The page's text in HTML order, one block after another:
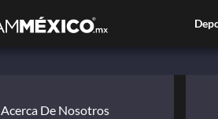
Acerca De Nosotros